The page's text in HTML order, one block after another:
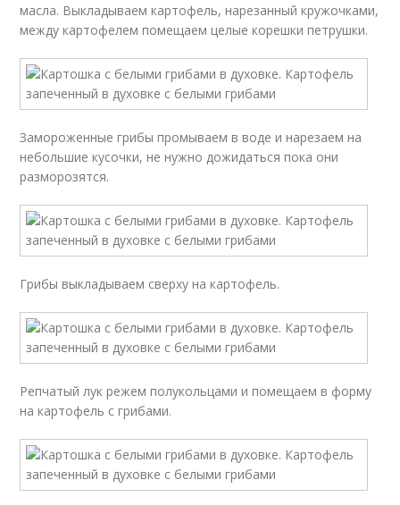
масла. Выкладываем картофель, нарезанный кружочками,
между картофелем помещаем целые корешки петрушки.
Замороженные грибы промываем в воде и нарезаем на
небольшие кусочки, не нужно дожидаться пока они
разморозятся.
Грибы выкладываем сверху на картофель.
Репчатый лук режем полукольцами и помещаем в форму
на картофель с грибами.